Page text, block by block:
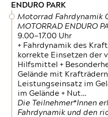
ENDURO PARK
Motorrad Fahrdynamik
MOTORRAD ENDURO
9.00—17.00 Uhr
+ Fahrdynamik des
korrekte Einsetzen der
Hilfsmittel +
Gelände mit
Leistungseinsatz im
im Gelände + Nut…
Die Teilnehmer*Innen
Fahrdynamik und den